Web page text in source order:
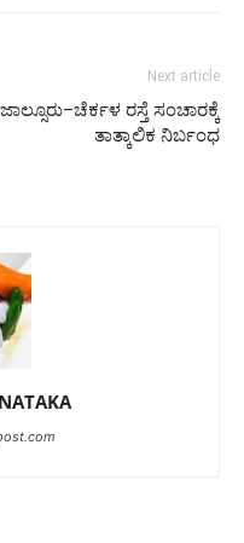
Next article
ಜಾಲ್ಸೂರು–ಚೆರ್ಕಳ ರಸ್ತೆ ಸಂಚಾರಕ್ಕೆ
ತಾತ್ಕಾಲಿಕ ನಿರ್ಬಂಧ